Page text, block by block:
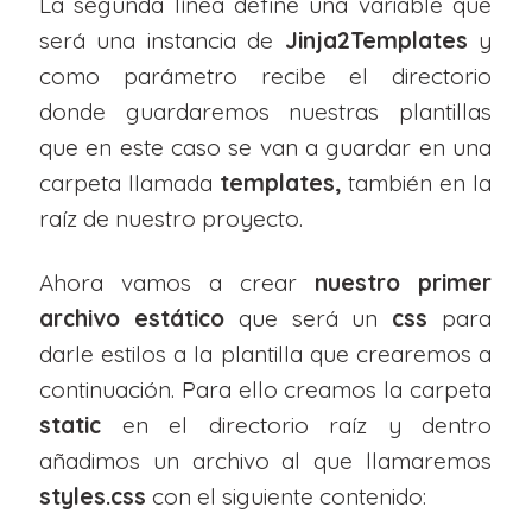
será una instancia de Jinja2Templates y
como parámetro recibe el directorio
donde guardaremos nuestras plantillas
que en este caso se van a guardar en una
carpeta llamada templates,también en la
raíz de nuestro proyecto.
Ahora vamos a crear nuestro primer
archivo estáticoque será un css para
darle estilos a la plantilla que crearemos a
continuación. Para ello creamos la carpeta
static en el directorio raíz y dentro
añadimos un archivo al que llamaremos
styles.css con el siguiente contenido: